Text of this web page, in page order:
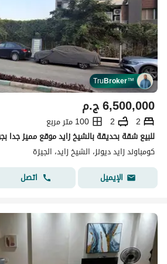
TruBroker™
ج.م6,500,000
2
2
100 متر مربع
كومباوند زايد ديونز، الشيخ زايد، الجيزة
الإيميل
اتصل